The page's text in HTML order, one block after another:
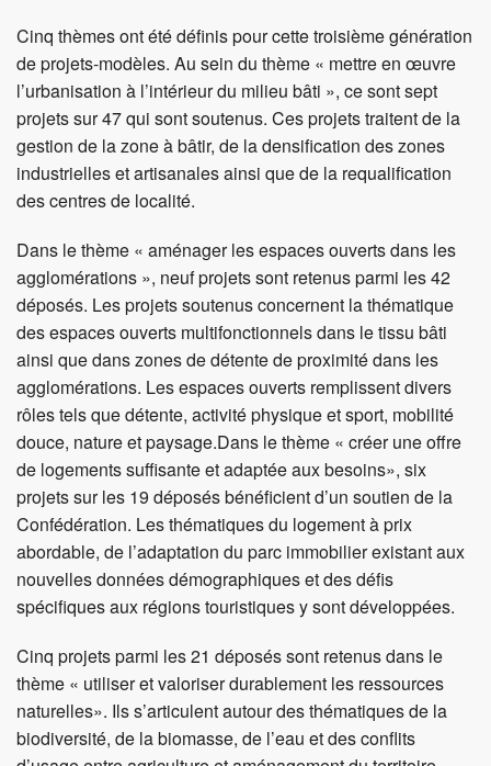
Cinq thèmes ont été définis pour cette troisième génération
de projets-modèles. Au sein du thème « mettre en œuvre
l’urbanisation à l’intérieur du milieu bâti », ce sont sept
projets sur 47 qui sont soutenus. Ces projets traitent de la
gestion de la zone à bâtir, de la densification des zones
industrielles et artisanales ainsi que de la requalification
des centres de localité.
Dans le thème « aménager les espaces ouverts dans les
agglomérations », neuf projets sont retenus parmi les 42
déposés. Les projets soutenus concernent la thématique
des espaces ouverts multifonctionnels dans le tissu bâti
ainsi que dans zones de détente de proximité dans les
agglomérations. Les espaces ouverts remplissent divers
rôles tels que détente, activité physique et sport, mobilité
douce, nature et paysage.Dans le thème « créer une offre
de logements suffisante et adaptée aux besoins», six
projets sur les 19 déposés bénéficient d’un soutien de la
Confédération. Les thématiques du logement à prix
abordable, de l’adaptation du parc immobilier existant aux
nouvelles données démographiques et des défis
spécifiques aux régions touristiques y sont développées.
Cinq projets parmi les 21 déposés sont retenus dans le
thème « utiliser et valoriser durablement les ressources
naturelles». Ils s’articulent autour des thématiques de la
biodiversité, de la biomasse, de l’eau et des conflits